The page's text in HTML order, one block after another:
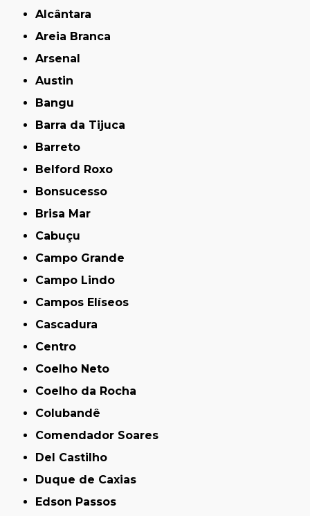
Alcântara
Areia Branca
Arsenal
Austin
Bangu
Barra da Tijuca
Barreto
Belford Roxo
Bonsucesso
Brisa Mar
Cabuçu
Campo Grande
Campo Lindo
Campos Elíseos
Cascadura
Centro
Coelho Neto
Coelho da Rocha
Colubandê
Comendador Soares
Del Castilho
Duque de Caxias
Edson Passos